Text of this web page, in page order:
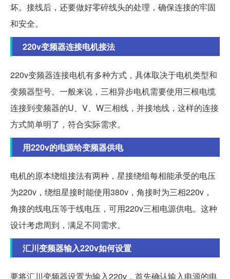
坏。接线后，还要做好零碎线头的处理，确保连接的牢固
和安全。
220v变频器连接电机接法
220v变频器连接电机有多种方式，具体取决于电机类型和
变频器型号。一般来说，三相异步电机需要使用三根电缆
连接到变频器的U、V、W三相线，并接地线，这样的连接
方式简单明了，符合实际需求。
用220v的电源给变频器供电
电机的原本绕组接法有两种，星接绕组每相能承受的电压
为220v，绕组星接时能使用380v，角接时为三相220v，
角接的线电压等于线电压，可用220v三相电源供电。这种
设计考虑周到，满足不同需求。
汇川变频器输入220v如何设置
要将汇川变频器设置为输入220v，首先确认输入电源的电